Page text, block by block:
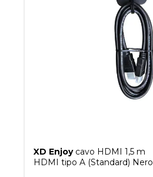
XD Enjoycavo HDMI 1,5 m
HDMI tipo A (Standard) Nero